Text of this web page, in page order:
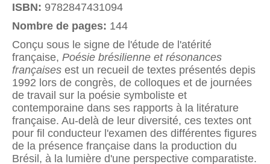
ISBN: 9782847431094
Nombre de pages: 144
Conçu sous le signe de l'étude de l'atérité
française, Poésie brésilienne et résonances
françaises est un recueil de textes présentés depis
1992 lors de congrès, de colloques et de journées
de travail sur la poésie symboliste et
contemporaine dans ses rapports à la litérature
française. Au-delà de leur diversité, ces textes ont
pour fil conducteur l'examen des différentes figures
de la présence française dans la production du
Brésil, à la lumière d'une perspective comparatiste.